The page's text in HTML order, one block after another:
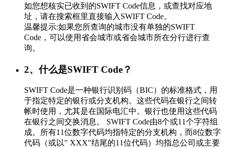
如您想核实已收到的SWIFT Code信息，或查找对应地
址，请在搜索框里直接输入SWIFT Code。
温馨提示:如果您所查询的城市没有单独的SWIFT
Code，可以使用省会城市或省会城市所在分行进行查
询。
2、什么是SWIFT Code？
SWIFT Code是一种银行识别码（BIC）的标准格式，用
于指定特定的银行或分支机构。这些代码在银行之间转
帐时使用，尤其是在国际电汇中。银行也使用这些代码
在银行之间交换消息。 SWIFT Code由8个或11个字符组
成。所有11位数字代码均指特定的分支机构，而8位数字
代码（或以" XXX"结尾的11位代码）均指总公司或主要